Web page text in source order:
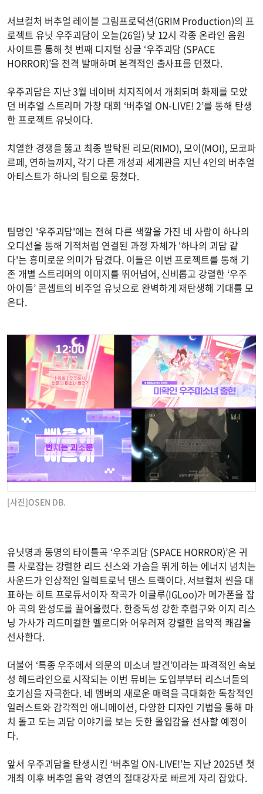
서브컬처 버추얼 레이블 그림프로덕션(GRIM Production)의 프
로젝트 유닛 우주괴담이 오늘(26일) 낮 12시 각종 온라인 음원
사이트를 통해 첫 번째 디지털 싱글 ‘우주괴담 (SPACE
HORROR)’을 전격 발매하며 본격적인 출사표를 던졌다.
우주괴담은 지난 3월 네이버 치지직에서 개최되며 화제를 모았
던 버추얼 스트리머 가창 대회 ‘버추얼 ON-LIVE! 2’를 통해 탄생
한 프로젝트 유닛이다.
치열한 경쟁을 뚫고 최종 발탁된 리모(RIMO), 모이(MOI), 모코파
르페, 연하늘까지, 각기 다른 개성과 세계관을 지닌 4인의 버추얼
아티스트가 하나의 팀으로 뭉쳤다.
팀명인 '우주괴담'에는 전혀 다른 색깔을 가진 네 사람이 하나의
오디션을 통해 기적처럼 연결된 과정 자체가 '하나의 괴담 같
다'는 흥미로운 의미가 담겼다. 이들은 이번 프로젝트를 통해 기
존 개별 스트리머의 이미지를 뛰어넘어, 신비롭고 강렬한 ‘우주
아이돌’ 콘셉트의 비주얼 유닛으로 완벽하게 재탄생해 기대를 모
은다.
[사진]OSEN DB.
유닛명과 동명의 타이틀곡 ‘우주괴담 (SPACE HORROR)’은 귀
를 사로잡는 강렬한 리드 신스와 가슴을 뛰게 하는 에너지 넘치는
사운드가 인상적인 일렉트로닉 댄스 트랙이다. 서브컬처 씬을 대
표하는 히트 프로듀서이자 작곡가 이글루(IGLoo)가 메가폰을 잡
아 곡의 완성도를 끌어올렸다. 한중독성 강한 후렴구와 이지 리스
닝 가사가 리드미컬한 멜로디와 어우러져 강렬한 음악적 쾌감을
선사한다.
더불어 ‘특종 우주에서 의문의 미소녀 발견’이라는 파격적인 속보
성 헤드라인으로 시작되는 이번 뮤비는 도입부부터 리스너들의
호기심을 자극한다. 네 멤버의 새로운 매력을 극대화한 독창적인
일러스트와 감각적인 애니메이션, 다양한 디자인 기법을 통해 마
치 돌고 도는 괴담 이야기를 보는 듯한 몰입감을 선사할 예정이
다.
앞서 우주괴담을 탄생시킨 ‘버추얼 ON-LIVE!’는 지난 2025년 첫
개최 이후 버추얼 음악 경연의 절대강자로 빠르게 자리 잡았다.